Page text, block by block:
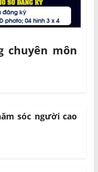
chuyên môn
sóc người cao